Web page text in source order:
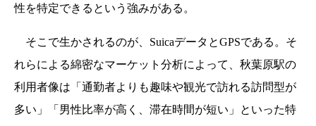
性を特定できるという強みがある。
そこで生かされるのが、SuicaデータとGPSである。そ
れらによる綿密なマーケット分析によって、秋葉原駅の
利用者像は「通勤者よりも趣味や観光で訪れる訪問型が
多い」「男性比率が高く、滞在時間が短い」といった特